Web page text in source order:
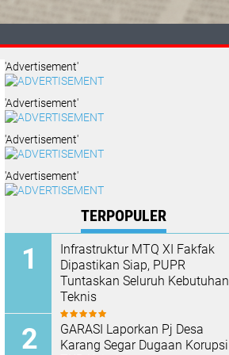
'Advertisement'
'Advertisement'
'Advertisement'
'Advertisement'
TERPOPULER
Infrastruktur MTQ XI Fakfak
Dipastikan Siap, PUPR
Tuntaskan Seluruh Kebutuhan
Teknis
GARASI Laporkan Pj Desa
Karang Segar Dugaan Korupsi